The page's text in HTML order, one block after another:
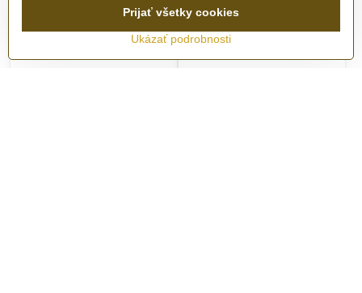
Ukázať podrobnosti
Prijať všetky cookies